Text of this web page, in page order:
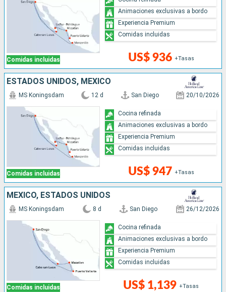
Comidas incluidas US$ 936 +Tasas
Animaciones exclusivas a bordo
Experiencia Premium
Comidas incluidas
ESTADOS UNIDOS, MÉXICO
Comidas incluidas
MS Koningsdam 12 d San Diego 20/10/2026
US$ 947 +Tasas
Cocina refinada
Animaciones exclusivas a bordo
Experiencia Premium
Comidas incluidas
MÉXICO, ESTADOS UNIDOS
Comidas incluidas
MS Koningsdam 8 d San Diego 26/12/2026
US$ 1,139 +Tasas
Cocina refinada
Animaciones exclusivas a bordo
Experiencia Premium
Comidas incluidas